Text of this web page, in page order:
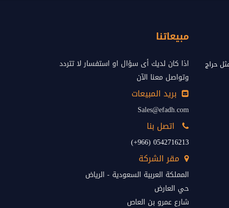
حراج
مبيعاتنا
اذا كان لديك أى سؤال او استفسار لا تتردد
وتواصل معنا الآن
بريد المبيعات
Sales@efadh.com
اتصل بنا
0542716213 (966+)
مقر الشركة
المملكة العربية السعودية - الرياض
حي العارض
شارع عمرو بن العاص